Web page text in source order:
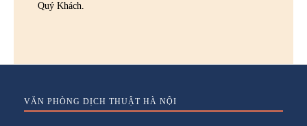
Quý Khách.
VĂN PHÒNG DỊCH THUẬT HÀ NỘI